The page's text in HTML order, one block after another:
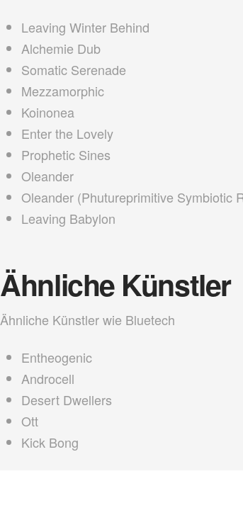
Leaving Winter Behind
Alchemie Dub
Somatic Serenade
Mezzamorphic
Koinonea
Enter the Lovely
Prophetic Sines
Oleander
Oleander (Phutureprimitive Symbiotic
Leaving Babylon
Ähnliche Künstler
Ähnliche Künstler wie Bluetech
Entheogenic
Androcell
Desert Dwellers
Ott
Kick Bong